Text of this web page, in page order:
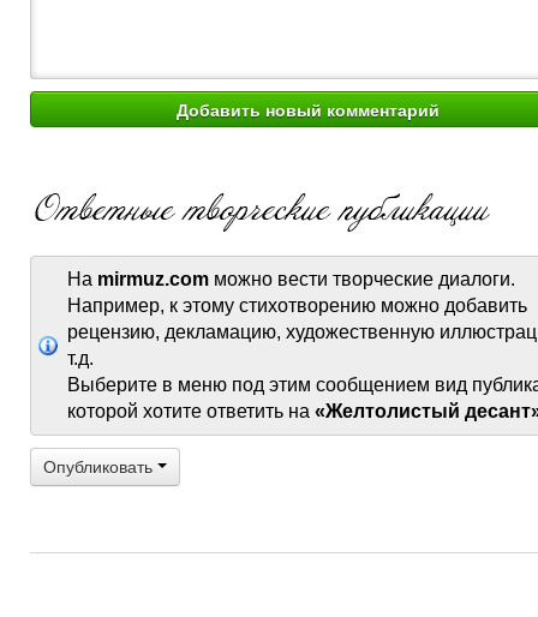
На mirmuz.com можно вести творческие диалоги.
Например, к этому стихотворению можно добавить
рецензию, декламацию, художественную
т.д.
Выберите в меню под этим сообщением вид
которой хотите ответить на «Желтолистый
Опубликовать